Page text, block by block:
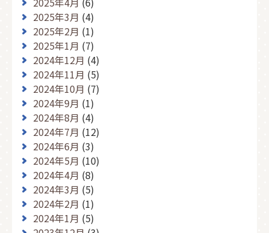
2025年3月 (4)
2025年2月 (1)
2025年1月 (7)
2024年12月 (4)
2024年11月 (5)
2024年10月 (7)
2024年9月 (1)
2024年8月 (4)
2024年7月 (12)
2024年6月 (3)
2024年5月 (10)
2024年4月 (8)
2024年3月 (5)
2024年2月 (1)
2024年1月 (5)